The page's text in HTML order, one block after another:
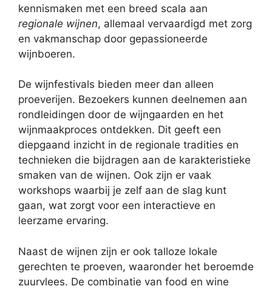
kennismaken met een breed scala aan
regionale wijnen, allemaal vervaardigd met zorg
en vakmanschap door gepassioneerde
wijnboeren.
De wijnfestivals bieden meer dan alleen
proeverijen. Bezoekers kunnen deelnemen aan
rondleidingen door de wijngaarden en het
wijnmaakproces ontdekken. Dit geeft een
diepgaand inzicht in de regionale tradities en
technieken die bijdragen aan de karakteristieke
smaken van de wijnen. Ook zijn er vaak
workshops waarbij je zelf aan de slag kunt
gaan, wat zorgt voor een interactieve en
leerzame ervaring.
Naast de wijnen zijn er ook talloze lokale
gerechten te proeven, waaronder het beroemde
zuurvlees. De combinatie van food en wine